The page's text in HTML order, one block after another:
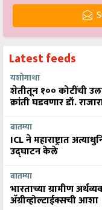
Latest feeds
यशोगाथा
शेतीतून १०० कोटींची
क्रांती घडवणार डॉ.
बातम्या
ICL ने महाराष्ट्रात
उद्घाटन केले
बातम्या
भारताच्या ग्रामीण
अ‍ॅग्रीव्होल्टाईक्सची आशा